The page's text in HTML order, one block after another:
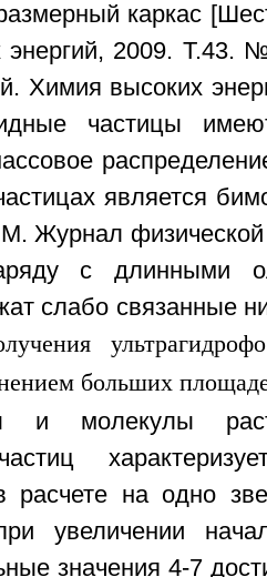
каркас
энергий, 2009.
Химия высоких
частицы
является
Журнал
с длинными
слабо связанные
и молекулы
расчете на одно
увеличении
значения 4-7